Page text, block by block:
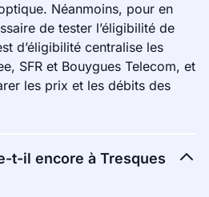
Néanmoins, pour en
de tester l’éligibilité de
d’éligibilité centralise les
SFR et Bouygues Telecom, et
les prix et les débits des
t-il encore à Tresques